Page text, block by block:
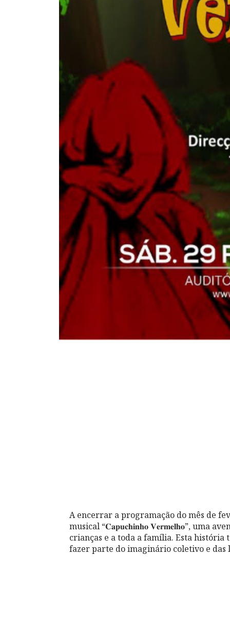
A encerrar a programação do mês de
musical “𝐂𝐚𝐩𝐮𝐜𝐡𝐢𝐧𝐡𝐨 𝐕𝐞𝐫𝐦𝐞𝐥𝐡𝐨”, uma
crianças e a toda a família. Esta
fazer parte do imaginário coletivo e